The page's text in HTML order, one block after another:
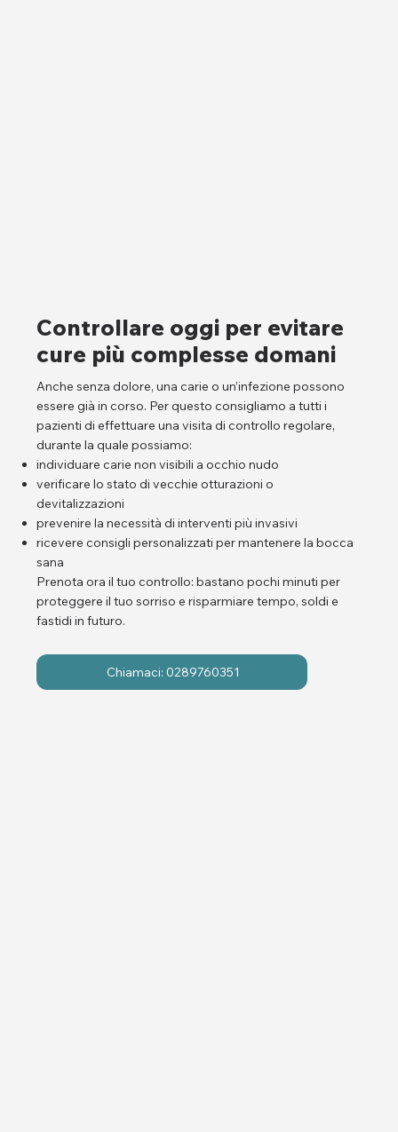
Controllare oggi per evitare
cure più complesse domani
Anche senza dolore, una carie o un’infezione possono
essere già in corso. Per questo consigliamo a tutti i
pazienti di effettuare una visita di controllo regolare,
durante la quale possiamo:
individuare carie non visibili a occhio nudo
verificare lo stato di vecchie otturazioni o
devitalizzazioni
prevenire la necessità di interventi più invasivi
ricevere consigli personalizzati per mantenere la bocca
sana
Prenota ora il tuo controllo: bastano pochi minuti per
proteggere il tuo sorriso e risparmiare tempo, soldi e
fastidi in futuro.
Chiamaci: 0289760351